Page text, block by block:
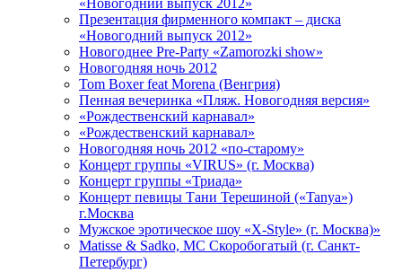
«Новогодний выпуск 2012»
Презентация фирменного компакт – диска
«Новогодний выпуск 2012»
Новогоднее Pre-Party «Zamorozki show»
Новогодняя ночь 2012
Tom Boxer feat Morena (Венгрия)
Пенная вечеринка «Пляж. Новогодняя версия»
«Рождественский карнавал»
«Рождественский карнавал»
Новогодняя ночь 2012 «по-старому»
Концерт группы «VIRUS» (г. Москва)
Концерт группы «Триада»
Концерт певицы Тани Терешиной («Tanya»)
г.Москва
Мужское эротическое шоу «X-Style» (г. Москва)»
Matissе & Sadko, MC Скоробогатый (г. Санкт-
Петербург)